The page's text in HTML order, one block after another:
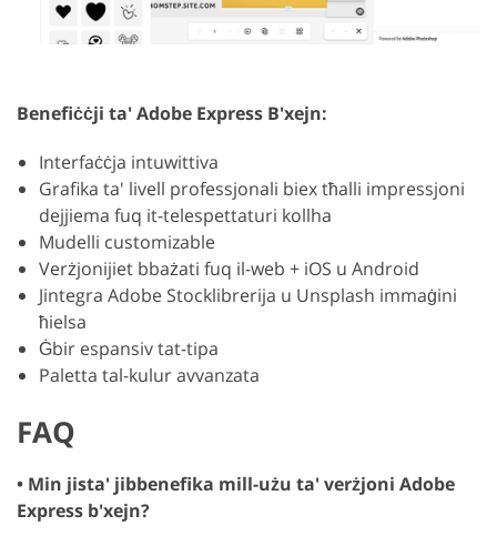
Benefiċċji ta' Adobe Express B'xejn:
Interfaċċja intuwittiva
Grafika ta' livell professjonali biex tħalli impressjoni
dejjiema fuq it-telespettaturi kollha
Mudelli customizable
Verżjonijiet bbażati fuq il-web + iOS u Android
Jintegra Adobe Stocklibrerija u Unsplash immaġini
ħielsa
Ġbir espansiv tat-tipa
Paletta tal-kulur avvanzata
FAQ
• Min jista' jibbenefika mill-użu ta' verżjoni Adobe
Express b'xejn?